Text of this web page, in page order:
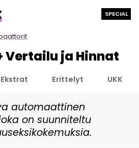
SPECIAL
Vertailu ja Hinnat
Ekstrat Erittelyt UKK
automaattinen
on suunniteltu